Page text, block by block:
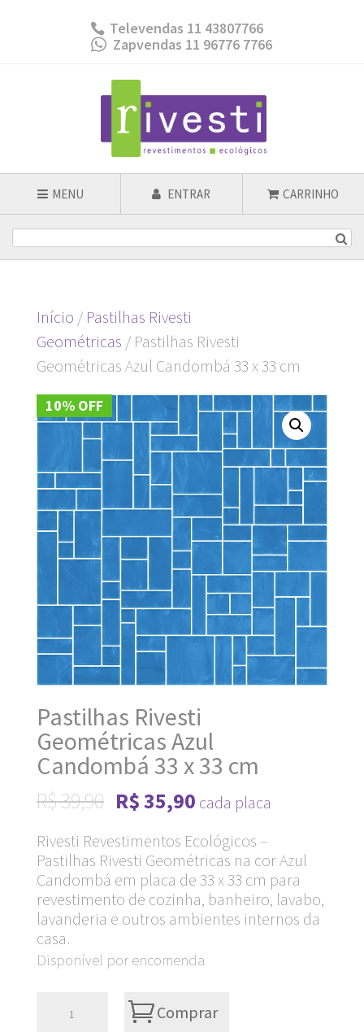
Televendas 11 43807766
Zapvendas 11 96776 7766
MENU ENTRAR CARRINHO
Início / Pastilhas Rivesti
Geométricas / Pastilhas Rivesti
Geométricas Azul Candombá 33 x 33 cm
10% OFF
Pastilhas Rivesti
Geométricas Azul
Candombá 33 x 33 cm
R$39,90 Original
was:
R$ 39,90.
R$35,90Current
is:
R$ 35,90.
cada placa
Rivesti Revestimentos Ecológicos –
Pastilhas Rivesti Geométricas na cor Azul
Candombá em placa de 33 x 33 cm para
revestimento de cozinha, banheiro, lavabo,
lavanderia e outros ambientes internos da
casa.
Disponível por encomenda
Comprar